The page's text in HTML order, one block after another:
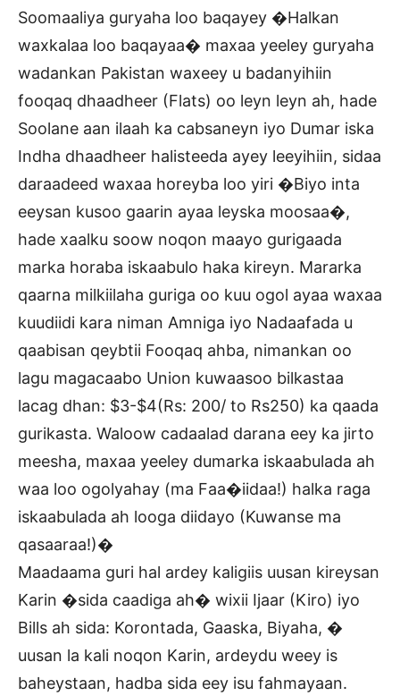
Soomaaliya guryaha loo baqayey �Halkan
waxkalaa loo baqayaa� maxaa yeeley guryaha
wadankan Pakistan waxeey u badanyihiin
fooqaq dhaadheer (Flats) oo leyn leyn ah, hade
Soolane aan ilaah ka cabsaneyn iyo Dumar iska
Indha dhaadheer halisteeda ayey leeyihiin, sidaa
daraadeed waxaa horeyba loo yiri �Biyo inta
eeysan kusoo gaarin ayaa leyska moosaa�,
hade xaalku soow noqon maayo gurigaada
marka horaba iskaabulo haka kireyn. Mararka
qaarna milkiilaha guriga oo kuu ogol ayaa waxaa
kuudiidi kara niman Amniga iyo Nadaafada u
qaabisan qeybtii Fooqaq ahba, nimankan oo
lagu magacaabo Union kuwaasoo bilkastaa
lacag dhan: $3-$4(Rs: 200/ to Rs250) ka qaada
gurikasta. Waloow cadaalad darana eey ka jirto
meesha, maxaa yeeley dumarka iskaabulada ah
waa loo ogolyahay (ma Faa�iidaa!) halka raga
iskaabulada ah looga diidayo (Kuwanse ma
qasaaraa!)�
Maadaama guri hal ardey kaligiis uusan kireysan
Karin �sida caadiga ah� wixii Ijaar (Kiro) iyo
Bills ah sida: Korontada, Gaaska, Biyaha, �
uusan la kali noqon Karin, ardeydu weey is
baheystaan, hadba sida eey isu fahmayaan.